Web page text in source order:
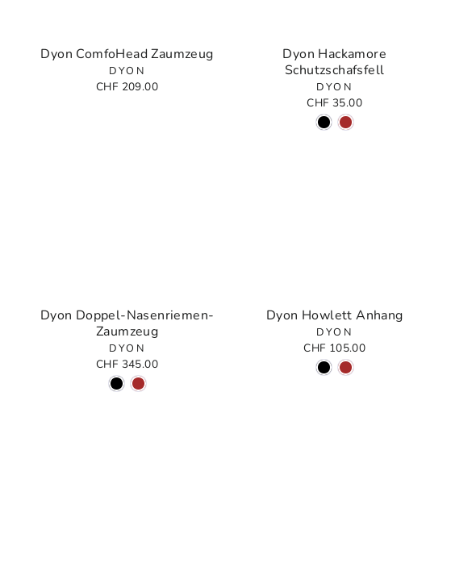
Dyon ComfoHead Zaumzeug
DYON
CHF 209.00
Dyon Hackamore
Schutzschafsfell
DYON
CHF 35.00
Dyon Doppel-Nasenriemen-
Zaumzeug
DYON
CHF 345.00
Dyon Howlett Anhang
DYON
CHF 105.00